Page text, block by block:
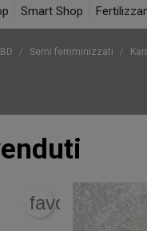
Smart Shop
Semi femminizzati
favorite_border